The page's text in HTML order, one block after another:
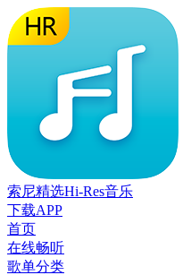
索尼精选Hi-Res音乐
下载APP
首页
在线畅听
歌单分类